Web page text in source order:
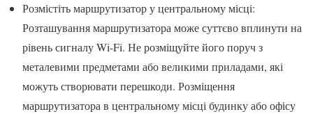
Розмістіть маршрутизатор у центральному місці:
Розташування маршрутизатора може суттєво вплинути на
рівень сигналу Wi-Fi. Не розміщуйте його поруч з
металевими предметами або великими приладами, які
можуть створювати перешкоди. Розміщення
маршрутизатора в центральному місці будинку або офісу